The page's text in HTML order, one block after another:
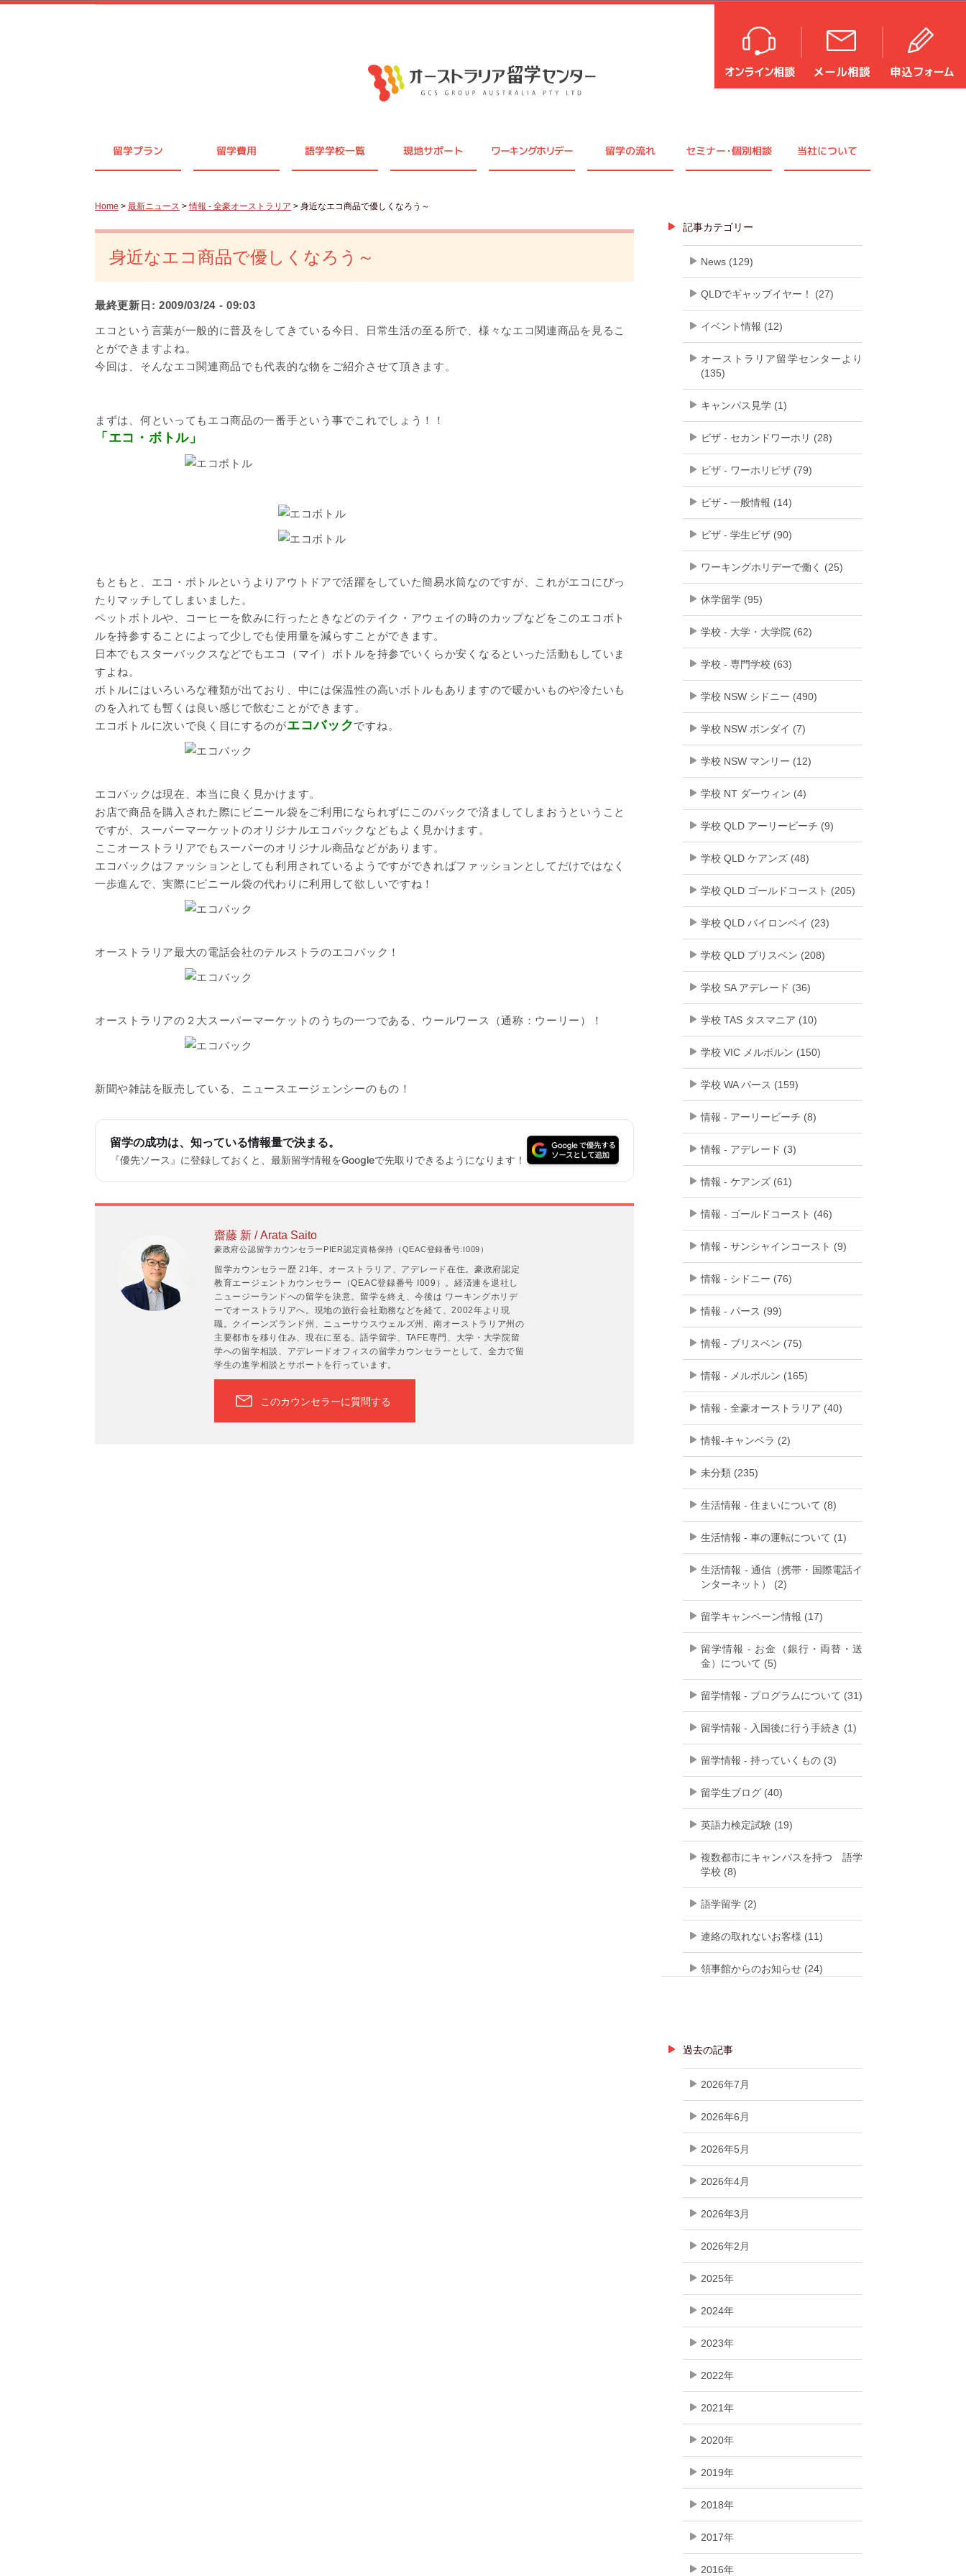
留学プラン 留学費用 語学学校一覧 現地サポート ワーキングホリデー 留学の流れ セミナー・個別相談 当社について
Home > 最新ニュース >情報 - 全豪オーストラリア > 身近なエコ商品で優しくなろう～
身近なエコ商品で優しくなろう～
最終更新日: 2009/03/24 - 09:03
エコという言葉が一般的に普及をしてきている今日、日常生活の至る所で、様々なエコ関連商品を見るこ
とができますよね。
今回は、そんなエコ関連商品でも代表的な物をご紹介させて頂きます。
まずは、何といってもエコ商品の一番手という事でこれでしょう！！
「エコ・ボトル」
もともと、エコ・ボトルというよりアウトドアで活躍をしていた簡易水筒なのですが、これがエコにぴっ
たりマッチしてしまいました。
ペットボトルや、コーヒーを飲みに行ったときなどのテイク・アウェイの時のカップなどをこのエコボト
ルを持参することによって少しでも使用量を減らすことができます。
日本でもスターバックスなどでもエコ（マイ）ボトルを持参でいくらか安くなるといった活動もしていま
すよね。
ボトルにはいろいろな種類が出ており、中には保温性の高いボトルもありますので暖かいものや冷たいも
のを入れても暫くは良い感じで飲むことができます。
エコボトルに次いで良く目にするのがエコバックですね。
エコバックは現在、本当に良く見かけます。
お店で商品を購入された際にビニール袋をご利用になられずにこのバックで済ましてしまおうということ
ですが、スーパーマーケットのオリジナルエコバックなどもよく見かけます。
ここオーストラリアでもスーパーのオリジナル商品などがあります。
エコバックはファッションとしても利用されているようですができればファッションとしてだけではなく
一歩進んで、実際にビニール袋の代わりに利用して欲しいですね！
オーストラリア最大の電話会社のテルストラのエコバック！
オーストラリアの２大スーパーマーケットのうちの一つである、ウールワース（通称：ウーリー）！
新聞や雑誌を販売している、ニュースエージェンシーのもの！
留学の成功は、知っている情報量で決まる。
『優先ソース』に登録しておくと、最新留学情報をGoogleで先取りできるようになります！
齋藤 新 / Arata Saito
豪政府公認留学カウンセラーPIER認定資格保持（QEAC登録番号:I009）
留学カウンセラー歴 21年。オーストラリア、アデレード在住。豪政府認定
教育エージェントカウンセラー（QEAC登録番号 I009）。経済連を退社し
ニュージーランドへの留学を決意。留学を終え、今後は ワーキングホリデ
ーでオーストラリアへ。現地の旅行会社勤務などを経て、2002年より現
職。クイーンズランド州、ニューサウスウェルズ州、南オーストラリア州の
主要都市を移り住み、現在に至る。語学留学、TAFE専門、大学・大学院留
学への留学相談、アデレードオフィスの留学カウンセラーとして、全力で留
学生の進学相談とサポートを行っています。
このカウンセラーに質問する
記事カテゴリー
News (129)
QLDでギャップイヤー！ (27)
イベント情報 (12)
オーストラリア留学センターより
(135)
キャンパス見学 (1)
ビザ - セカンドワーホリ (28)
ビザ - ワーホリビザ (79)
ビザ - 一般情報 (14)
ビザ - 学生ビザ (90)
ワーキングホリデーで働く (25)
休学留学 (95)
学校 - 大学・大学院 (62)
学校 - 専門学校 (63)
学校 NSW シドニー (490)
学校 NSW ボンダイ (7)
学校 NSW マンリー (12)
学校 NT ダーウィン (4)
学校 QLD アーリービーチ (9)
学校 QLD ケアンズ (48)
学校 QLD ゴールドコースト (205)
学校 QLD バイロンベイ (23)
学校 QLD ブリスベン (208)
学校 SA アデレード (36)
学校 TAS タスマニア (10)
学校 VIC メルボルン (150)
学校 WA パース (159)
情報 - アーリービーチ (8)
情報 - アデレード (3)
情報 - ケアンズ (61)
情報 - ゴールドコースト (46)
情報 - サンシャインコースト (9)
情報 - シドニー (76)
情報 - パース (99)
情報 - ブリスベン (75)
情報 - メルボルン (165)
情報 - 全豪オーストラリア (40)
情報-キャンベラ (2)
未分類 (235)
生活情報 - 住まいについて (8)
生活情報 - 車の運転について (1)
生活情報 - 通信（携帯・国際電話イ
ンターネット） (2)
留学キャンペーン情報 (17)
留学情報 - お金（銀行・両替・送
金）について (5)
留学情報 - プログラムについて (31)
留学情報 - 入国後に行う手続き (1)
留学情報 - 持っていくもの (3)
留学生ブログ (40)
英語力検定試験 (19)
複数都市にキャンパスを持つ 語学
学校 (8)
語学留学 (2)
連絡の取れないお客様 (11)
領事館からのお知らせ (24)
過去の記事
2026年7月
2026年6月
2026年5月
2026年4月
2026年3月
2026年2月
2025年
2024年
2023年
2022年
2021年
2020年
2019年
2018年
2017年
2016年